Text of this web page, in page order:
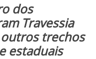
dos
Travessia
outros trechos
estaduais